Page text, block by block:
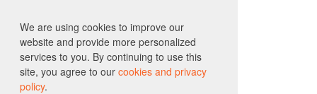
We are using cookies to improve our
website and provide more personalized
services to you. By continuing to use this
site, you agree to our cookies and privacy
policy.